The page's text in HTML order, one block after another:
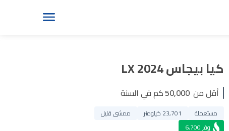
كيا بيجاس LX 2024
أقل من 50,000كم في السنة
مستعملة 23,701 كيلومتر
ممشى قليل
وفر6,700